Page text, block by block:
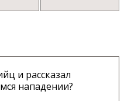
и рассказал
нападении?